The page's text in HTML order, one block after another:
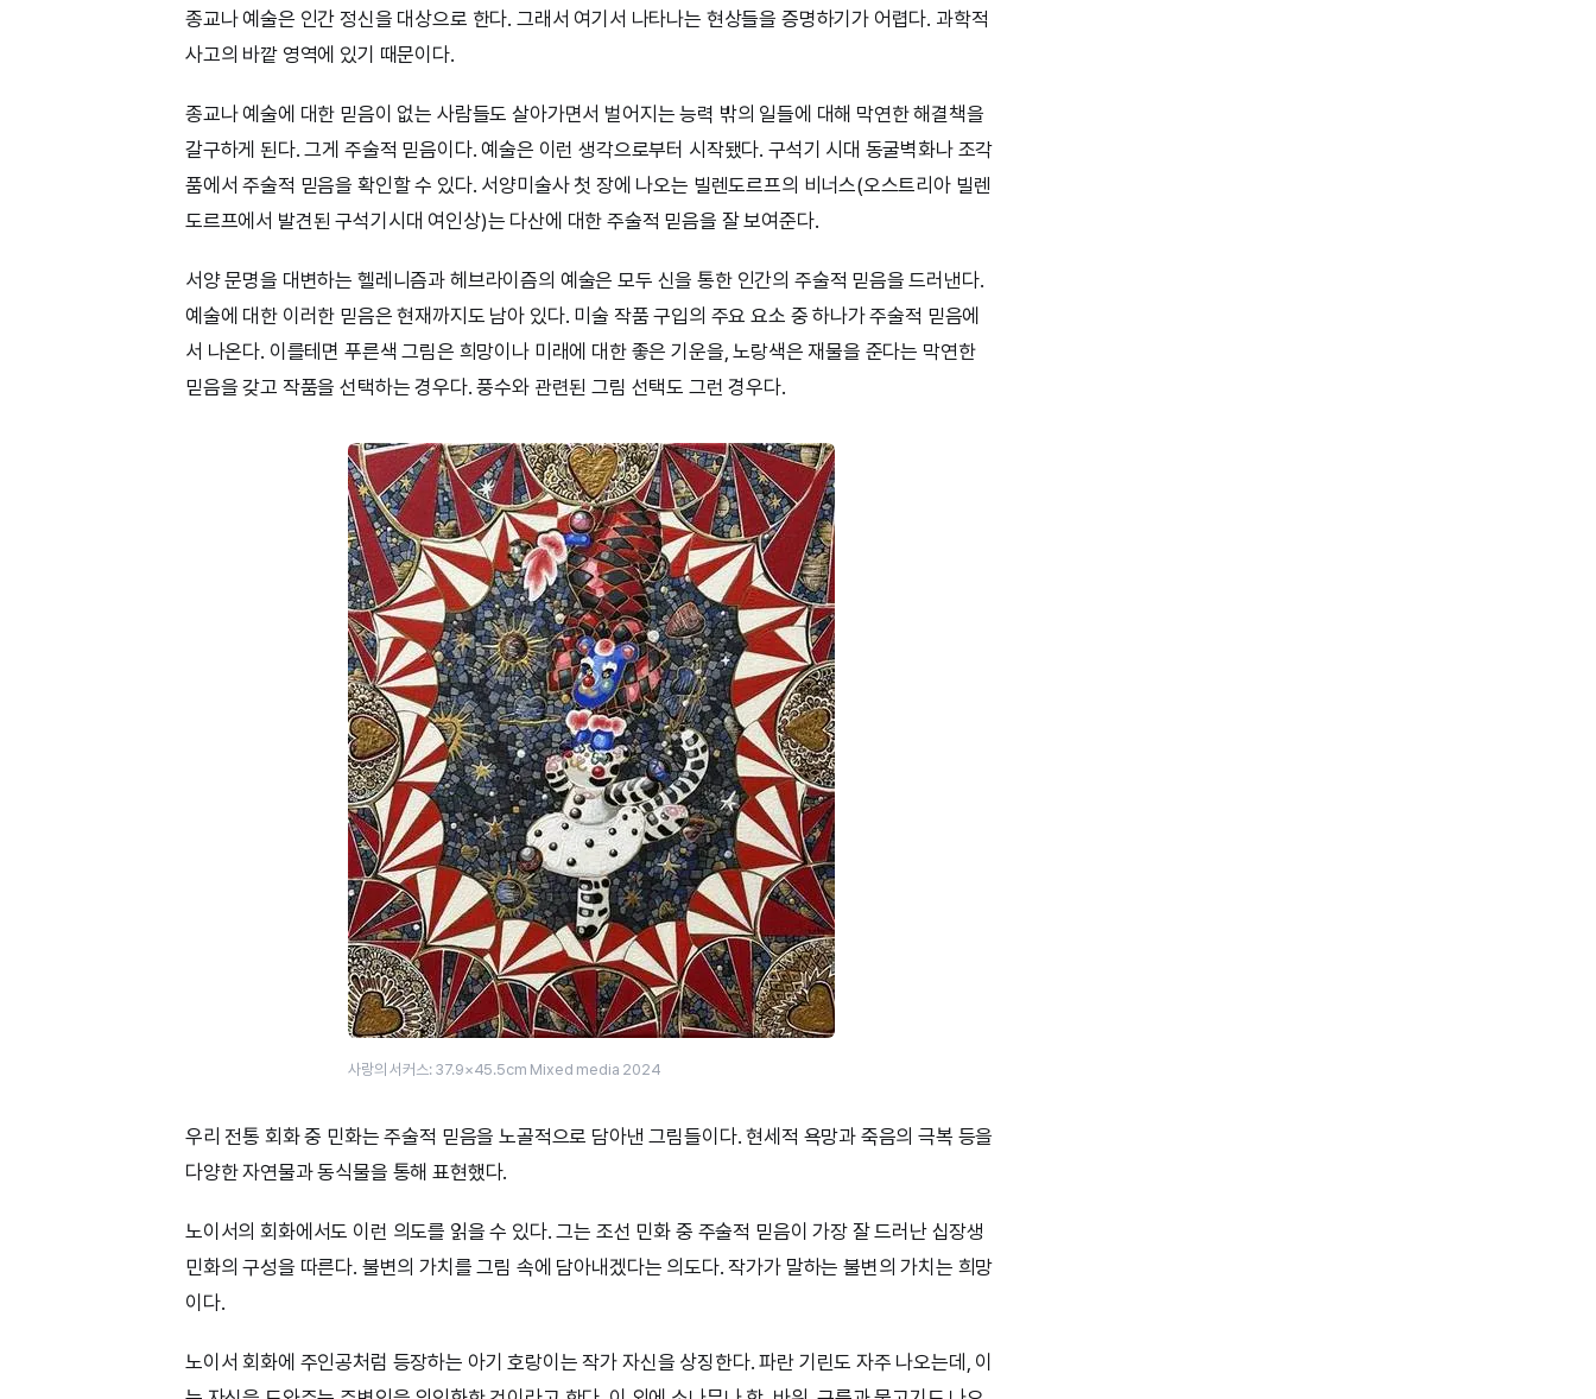
종교나 예술은 인간 정신을 대상으로 한다. 그래서 여기서 나타나는 현상들을 증명하기가 어렵다. 과학적
사고의 바깥 영역에 있기 때문이다.
종교나 예술에 대한 믿음이 없는 사람들도 살아가면서 벌어지는 능력 밖의 일들에 대해 막연한 해결책을
갈구하게 된다. 그게 주술적 믿음이다. 예술은 이런 생각으로부터 시작됐다. 구석기 시대 동굴벽화나 조각
품에서 주술적 믿음을 확인할 수 있다. 서양미술사 첫 장에 나오는 빌렌도르프의 비너스(오스트리아 빌렌
도르프에서 발견된 구석기시대 여인상)는 다산에 대한 주술적 믿음을 잘 보여준다.
서양 문명을 대변하는 헬레니즘과 헤브라이즘의 예술은 모두 신을 통한 인간의 주술적 믿음을 드러낸다.
예술에 대한 이러한 믿음은 현재까지도 남아 있다. 미술 작품 구입의 주요 요소 중 하나가 주술적 믿음에
서 나온다. 이를테면 푸른색 그림은 희망이나 미래에 대한 좋은 기운을, 노랑색은 재물을 준다는 막연한
믿음을 갖고 작품을 선택하는 경우다. 풍수와 관련된 그림 선택도 그런 경우다.
사랑의 서커스: 37.9×45.5cm Mixed media 2024
우리 전통 회화 중 민화는 주술적 믿음을 노골적으로 담아낸 그림들이다. 현세적 욕망과 죽음의 극복 등을
다양한 자연물과 동식물을 통해 표현했다.
노이서의 회화에서도 이런 의도를 읽을 수 있다. 그는 조선 민화 중 주술적 믿음이 가장 잘 드러난 십장생
민화의 구성을 따른다. 불변의 가치를 그림 속에 담아내겠다는 의도다. 작가가 말하는 불변의 가치는 희망
이다.
노이서 회화에 주인공처럼 등장하는 아기 호랑이는 작가 자신을 상징한다. 파란 기린도 자주 나오는데, 이